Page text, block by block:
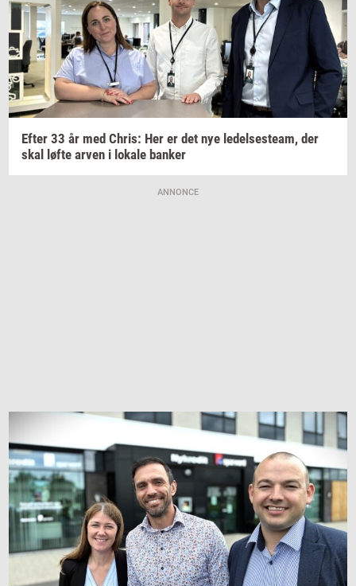
Efter 33 år med Chris: Her er det nye le­del­ses­team, der
skal løfte arven i lo­ka­le ban­ker
ANNONCE